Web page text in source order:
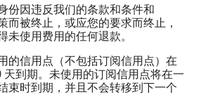
份因违反我们的条款和条件和
而被终止，或应您的要求而终止，
未使用费用的任何退款。
的信用点（不包括订阅信用点）在
天到期。未使用的订阅信用点将在一
束时到期，并且不会转移到下一个